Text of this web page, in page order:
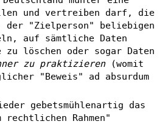
und vertreiben darf, die
"Zielperson" beliebigen
auf sämtliche Daten
löschen oder sogar Daten
zu praktizieren(womit
"Beweis" ad absurdum
gebetsmühlenartig das
Rahmen"